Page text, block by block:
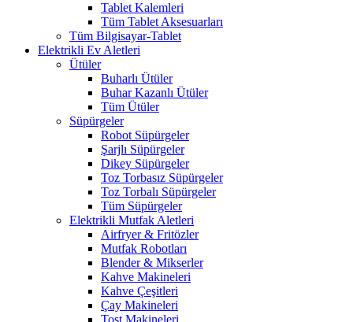
Tablet Kalemleri
Tüm Tablet Aksesuarları
Tüm Bilgisayar-Tablet
Elektrikli Ev Aletleri
Ütüler
Buharlı Ütüler
Buhar Kazanlı Ütüler
Tüm Ütüler
Süpürgeler
Robot Süpürgeler
Şarjlı Süpürgeler
Dikey Süpürgeler
Toz Torbasız Süpürgeler
Toz Torbalı Süpürgeler
Tüm Süpürgeler
Elektrikli Mutfak Aletleri
Airfryer & Fritözler
Mutfak Robotları
Blender & Mikserler
Kahve Makineleri
Kahve Çeşitleri
Çay Makineleri
Tost Makineleri